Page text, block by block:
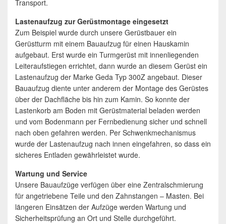
Transport.
Lastenaufzug zur Gerüstmontage eingesetzt
Zum Beispiel wurde durch unsere Gerüstbauer ein
Gerüstturm mit einem Bauaufzug für einen Hauskamin
aufgebaut. Erst wurde ein Turmgerüst mit innenliegenden
Leiteraufstiegen errichtet, dann wurde an diesem Gerüst ein
Lastenaufzug der Marke Geda Typ 300Z angebaut. Dieser
Bauaufzug diente unter anderem der Montage des Gerüstes
über der Dachfläche bis hin zum Kamin. So konnte der
Lastenkorb am Boden mit Gerüstmaterial beladen werden
und vom Bodenmann per Fernbedienung sicher und schnell
nach oben gefahren werden. Per Schwenkmechanismus
wurde der Lastenaufzug nach innen eingefahren, so dass ein
sicheres Entladen gewährleistet wurde.
Wartung und Service
Unsere Bauaufzüge verfügen über eine Zentralschmierung
für angetriebene Teile und den Zahnstangen – Masten. Bei
längeren Einsätzen der Aufzüge werden Wartung und
Sicherheitsprüfung an Ort und Stelle durchgeführt.